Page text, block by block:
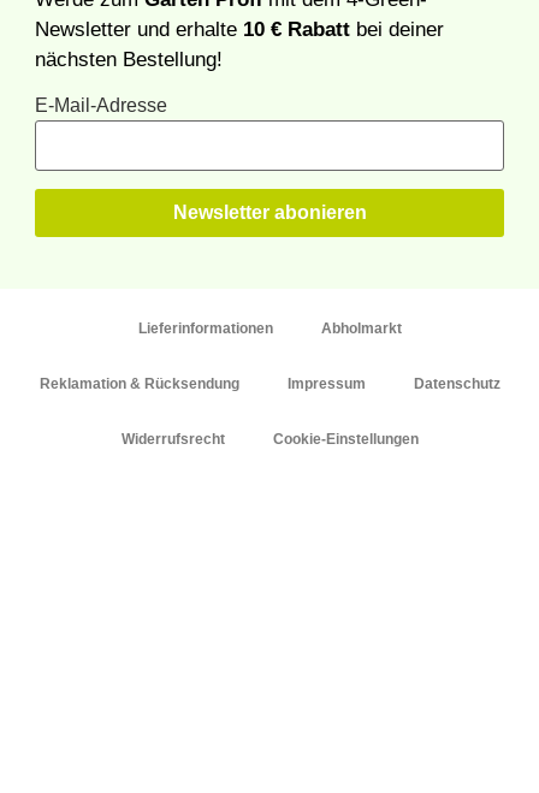
Newsletter und erhalte 10 € Rabatt bei deiner
nächsten Bestellung!
E-Mail-Adresse
Lieferinformationen Abholmarkt
Reklamation & Rücksendung Impressum Datenschutz
Widerrufsrecht Cookie-Einstellungen